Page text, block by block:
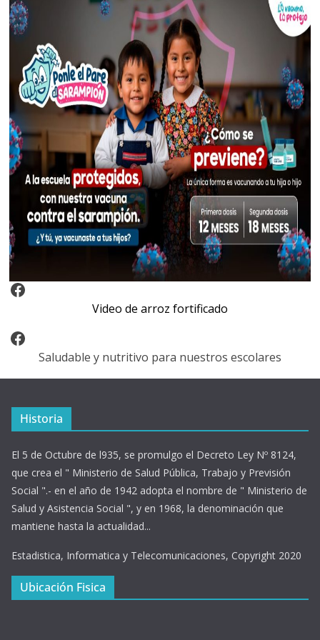
Video Arroz Fortificado
Video de arroz fortificado
Facebook
Saludable y nutritivo para nuestros escolares
Historia
El 5 de Octubre de l935, se promulgo el Decreto Ley Nº 8124,
que crea el " Ministerio de Salud Pública, Trabajo y Previsión
Social ".- en el año de 1942 adopta el nombre de " Ministerio de
Salud y Asistencia Social ", y en 1968, la denominación que
mantiene hasta la actualidad...
Estadistica, Informatica y Telecomunicaciones, Copyright 2020
Ubicación Fisica